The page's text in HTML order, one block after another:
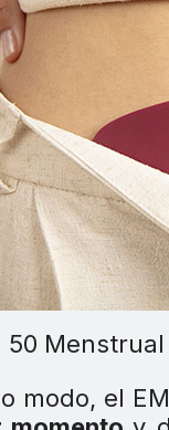
50
modo, el